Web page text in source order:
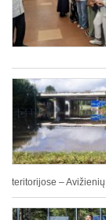
teritorijose –